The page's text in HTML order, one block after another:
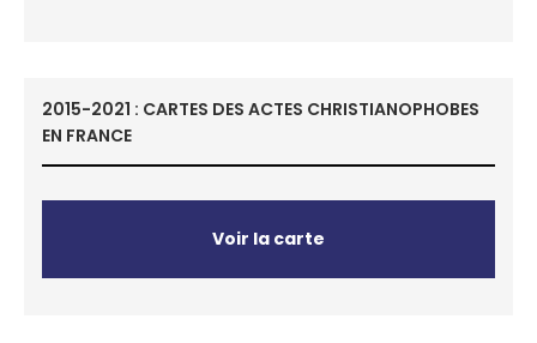
2015-2021 : CARTES DES ACTES CHRISTIANOPHOBES
EN FRANCE
Voir la carte